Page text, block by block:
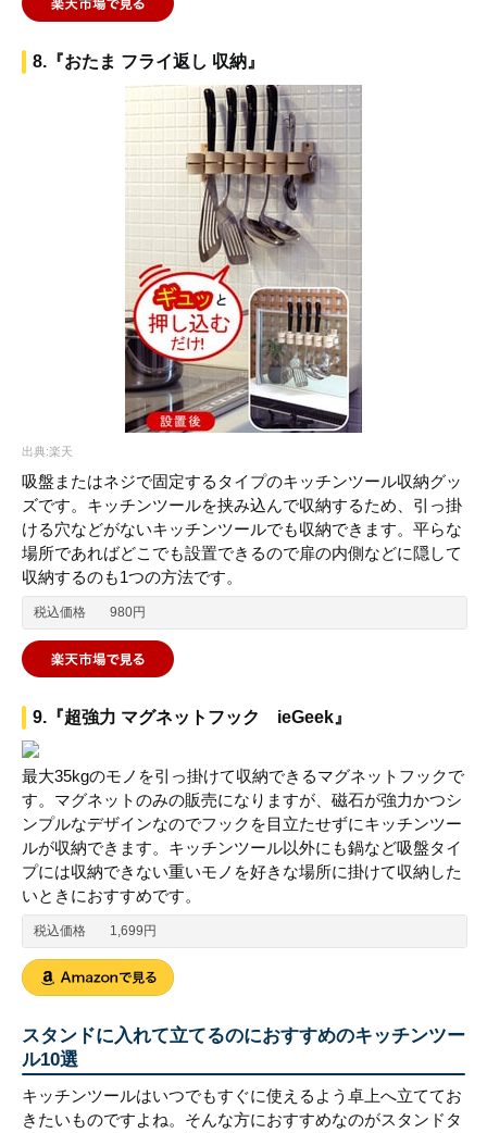
8.『おたま フライ返し 収納』
出典:楽天
吸盤またはネジで固定するタイプのキッチンツール収納グッ
ズです。キッチンツールを挟み込んで収納するため、引っ掛
ける穴などがないキッチンツールでも収納できます。平らな
場所であればどこでも設置できるので扉の内側などに隠して
収納するのも1つの方法です。
税込価格 980円
9.『超強力 マグネットフック ieGeek』
最大35kgのモノを引っ掛けて収納できるマグネットフックで
す。マグネットのみの販売になりますが、磁石が強力かつシ
ンプルなデザインなのでフックを目立たせずにキッチンツー
ルが収納できます。キッチンツール以外にも鍋など吸盤タイ
プには収納できない重いモノを好きな場所に掛けて収納した
いときにおすすめです。
税込価格 1,699円
スタンドに入れて立てるのにおすすめのキッチンツー
ル10選
キッチンツールはいつでもすぐに使えるよう卓上へ立ててお
きたいものですよね。そんな方におすすめなのがスタンドタ